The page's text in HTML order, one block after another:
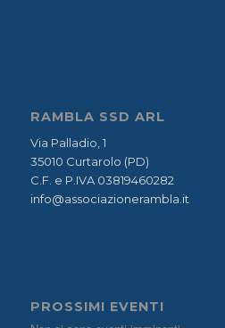
RAMBLA SSD ARL
Via Palladio, 1
35010 Curtarolo (PD)
C.F. e P.IVA 03819460282
info@associazionerambla.it
PROSSIMI EVENTI